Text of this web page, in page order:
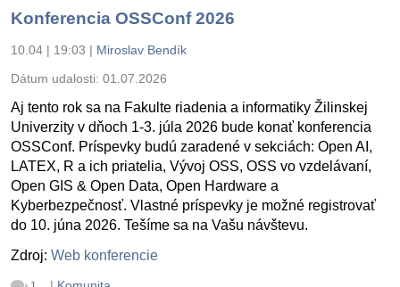
Konferencia OSSConf 2026
10.04 | 19:03 | Miroslav Bendík
Dátum udalosti: 01.07.2026
Aj tento rok sa na Fakulte riadenia a informatiky Žilinskej
Univerzity v dňoch 1-3. júla 2026 bude konať konferencia
OSSConf. Príspevky budú zaradené v sekciách: Open AI,
LATEX, R a ich priatelia, Vývoj OSS, OSS vo vzdelávaní,
Open GIS & Open Data, Open Hardware a
Kyberbezpečnosť. Vlastné príspevky je možné registrovať
do 10. júna 2026. Tešíme sa na Vašu návštevu.
Zdroj: Web konferencie